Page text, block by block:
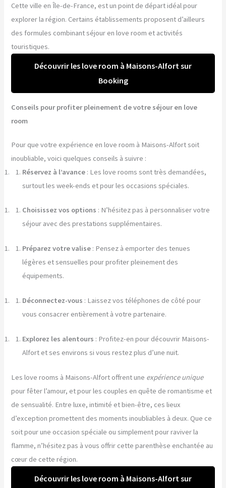
Cette ville en Île-de-France, est un point de départ idéal pour
explorer la région. Certains établissements proposent d’ailleurs
des formules combinant séjour en love room et activités
touristiques.
Découvrir les love room à Maisons-Alfort sur
Booking
Conseils pour profiter pleinement de votre séjour en love
room
Pour que votre expérience en love room à Maisons-Alfort soit
inoubliable, voici quelques conseils à suivre :
Réservez à l’avance : Les love rooms sont très demandées,
surtout les week-ends et pour les occasions spéciales.
Choisissez vos options : N’hésitez pas à personnaliser votre
séjour avec des prestations supplémentaires.
Préparez votre valise : Pensez à emporter des tenues
légères et sensuelles pour profiter pleinement des
équipements.
Déconnectez-vous : Laissez vos téléphones de côté pour
vous consacrer entièrement à votre partenaire.
Explorez les alentours : Profitez-en pour découvrir Maisons-
Alfort et ses environs si vous restez plus d’une nuit.
Les love rooms à Maisons-Alfort offrent une expérience unique
pour fêter l’amour, et pour les couples en quête de romantisme et
de sensualité. Entre luxe, intimité et bien-être, ces lieux
d’exception promettent des moments inoubliables à deux. Que ce
soit pour une occasion spéciale ou simplement pour raviver la
flamme, n’hésitez pas à vous offrir cette parenthèse enchantée au
cœur de cette région.
Découvrir les love room à Maisons-Alfort sur